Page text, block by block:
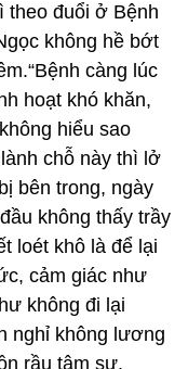
theo đuổi ở Bệnh
không hề bớt
càng lúc
hoạt khó khăn,
hiểu sao
chỗ này thì lở
bên trong, ngày
không thấy trầy
loét khô là để lại
cảm giác như
không đi lại
nghỉ không lương
rầu tâm sự.